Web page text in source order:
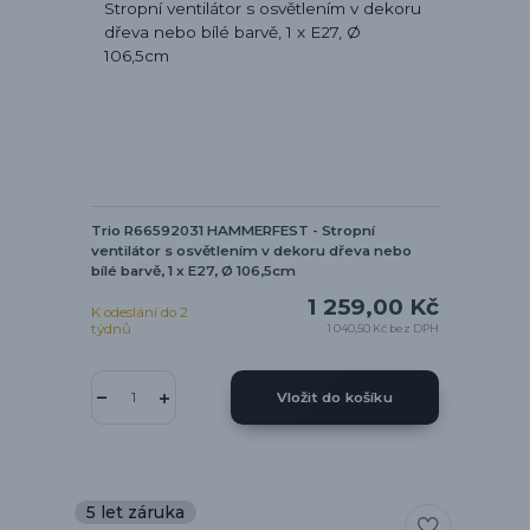
Trio R66592031 HAMMERFEST - Stropní
ventilátor s osvětlením v dekoru dřeva nebo
bílé barvě, 1 x E27, Ø 106,5cm
1 259,00 Kč
1 040,50 Kč bez DPH
K odeslání do 2
týdnů
Vložit do košíku
5 let záruka